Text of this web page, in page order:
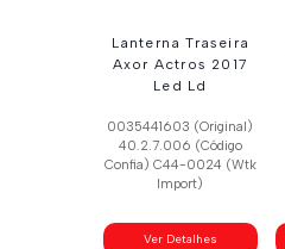
Lanterna Traseira
Axor Actros 2017
Led Ld
0035441603 (Original)
40.2.7.006 (Código
Confia) C44-0024 (Wtk
Import)
Ver Detalhes